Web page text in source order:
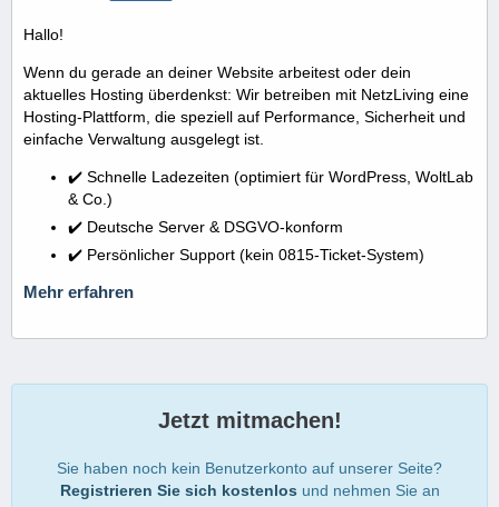
Hallo!
Wenn du gerade an deiner Website arbeitest oder dein
aktuelles Hosting überdenkst: Wir betreiben mit NetzLiving eine
Hosting-Plattform, die speziell auf Performance, Sicherheit und
einfache Verwaltung ausgelegt ist.
✔️ Schnelle Ladezeiten (optimiert für WordPress, WoltLab
& Co.)
✔️ Deutsche Server & DSGVO-konform
✔️ Persönlicher Support (kein 0815-Ticket-System)
Mehr erfahren
Jetzt mitmachen!
Sie haben noch kein Benutzerkonto auf unserer Seite?
Registrieren Sie sich kostenlos und nehmen Sie an